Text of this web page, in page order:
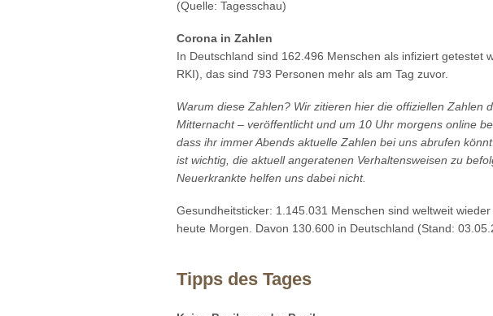
(Quelle: Tagesschau)
Corona in Zahlen
In Deutschland sind 162.496 Menschen als infiziert getestet
RKI), das sind 793 Personen mehr als am Tag zuvor.
Warum diese Zahlen? Wir zitieren hier die offiziellen Zahlen
Mitternacht – veröffentlicht und um 10 Uhr morgens online
dass ihr immer Abends aktuelle Zahlen bei uns abrufen
ist wichtig, die aktuell angeratenen Verhaltensweisen zu
Neuerkrankte helfen uns dabei nicht.
Gesundheitsticker: 1.145.031 Menschen sind weltweit
heute Morgen. Davon 130.600 in Deutschland (Stand:
Tipps des Tages